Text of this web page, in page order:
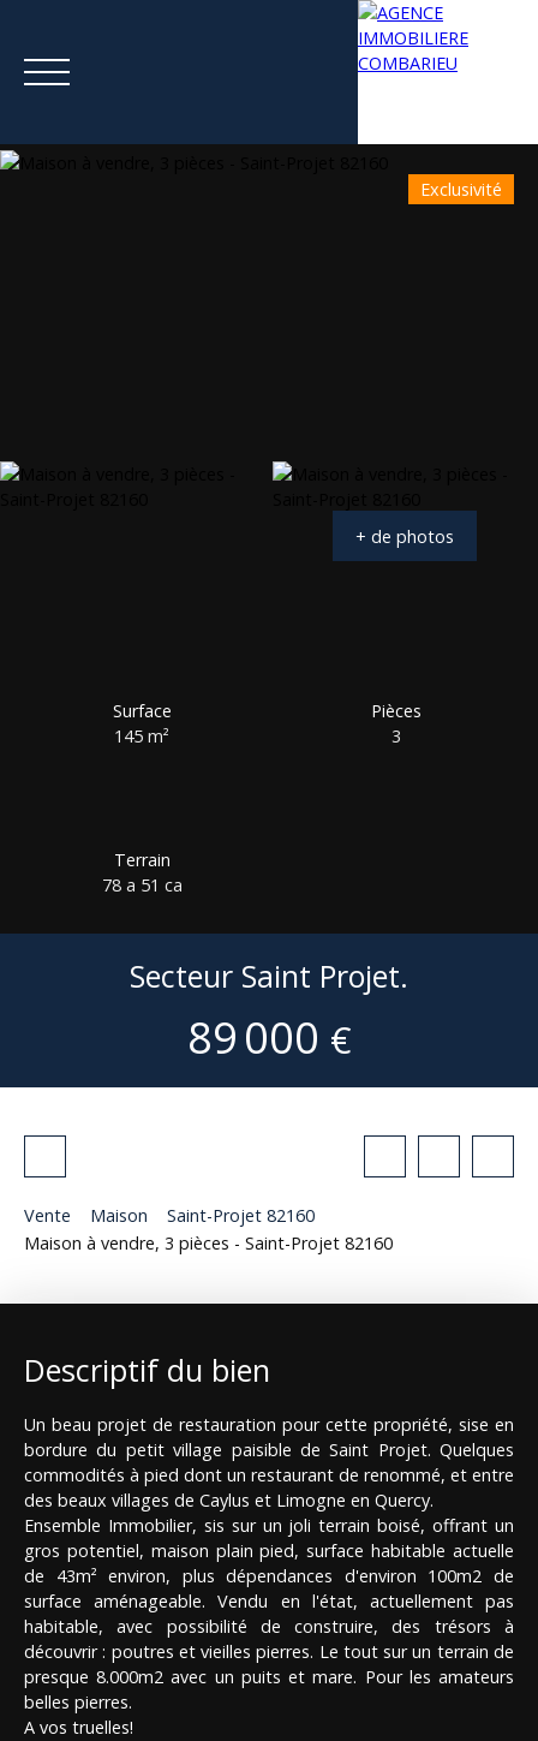
Exclusivité
+ de photos
Surface
145m²
Pièces
3
Terrain
78 a 51 ca
Secteur Saint Projet.
89 000 €
Vente Maison
Saint-Projet 82160
Maison à vendre, 3 pièces - Saint-Projet 82160
Descriptif du bien
Un beau projet de restauration pour cette propriété, sise en
bordure du petit village paisible de Saint Projet. Quelques
commodités à pied dont un restaurant de renommé, et entre
des beaux villages de Caylus et Limogne en Quercy.
Ensemble Immobilier, sis sur un joli terrain boisé, offrant un
gros potentiel, maison plain pied, surface habitable actuelle
de 43m² environ, plus dépendances d'environ 100m2 de
surface aménageable. Vendu en l'état, actuellement pas
habitable, avec possibilité de construire, des trésors à
découvrir : poutres et vieilles pierres. Le tout sur un terrain de
presque 8.000m2 avec un puits et mare. Pour les amateurs
belles pierres.
A vos truelles!